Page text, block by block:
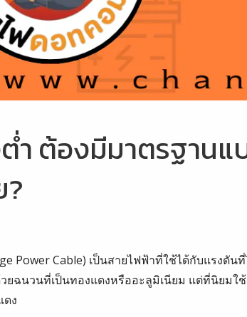
ำ ต้องมีมาตรฐานแ
Power Cable) เป็นสายไฟฟ้าที่ใช้ได้กับแรงดันที่
ฉนวนที่เป็นทองแดงหรืออะลูมิเนียม แต่ที่นิยมใ
ง